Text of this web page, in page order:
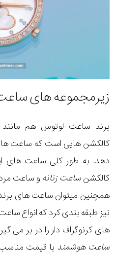
زیرمجموعه های
برند ساعت لوتوس هم مانند
کالکشن هایی است که ساعت
دهد. به طور کلی ساعت های
کالکشنساعت زنانه و ساعت
همچنین میتوان ساعت های
نیز طبقه بندی کرد که انواع
های کرنوگراف دار را در بر می
ساعت هوشمند با قیمت